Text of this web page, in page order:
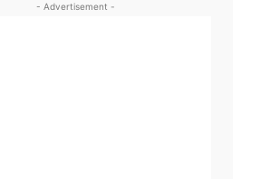
- Advertisement -